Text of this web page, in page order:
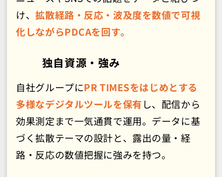
け、拡散経路・反応・波及度を数値で可視
化しながらPDCAを回す。
独自資源・強み
自社グループにPR TIMESをはじめとする
多様なデジタルツールを保有 し、配信から
効果測定まで一気通貫で運用。データに基
づく拡散テーマの設計と、露出の量・経
路・反応の数値把握に強みを持つ。